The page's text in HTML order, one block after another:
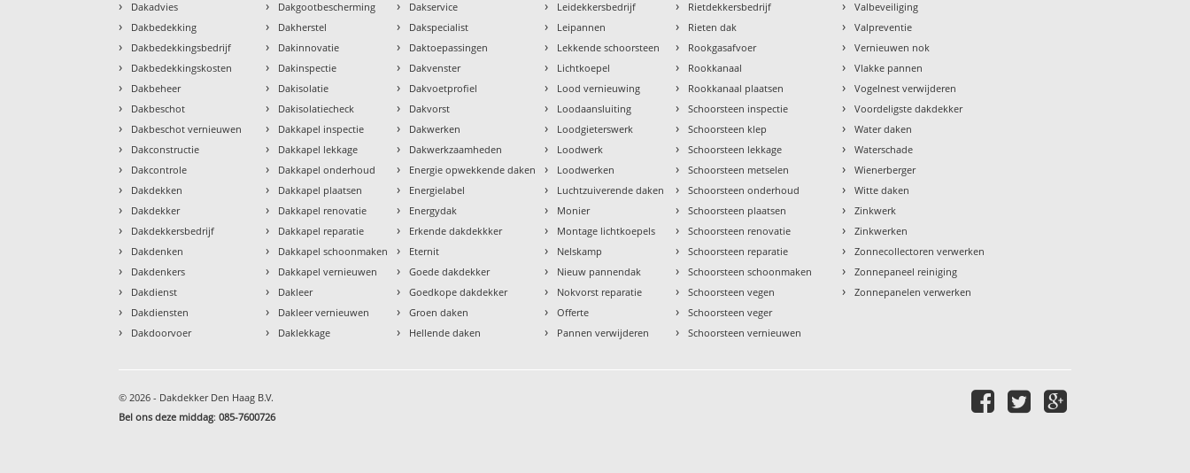
› Dakadvies
› Dakbedekking
› Dakbedekkingsbedrijf
› Dakbedekkingskosten
› Dakbeheer
› Dakbeschot
› Dakbeschot vernieuwen
› Dakconstructie
› Dakcontrole
› Dakdekken
› Dakdekker
› Dakdekkersbedrijf
› Dakdenken
› Dakdenkers
› Dakdienst
› Dakdiensten
› Dakdoorvoer
› Dakgootbescherming
› Dakherstel
› Dakinnovatie
› Dakinspectie
› Dakisolatie
› Dakisolatiecheck
› Dakkapel inspectie
› Dakkapel lekkage
› Dakkapel onderhoud
› Dakkapel plaatsen
› Dakkapel renovatie
› Dakkapel reparatie
› Dakkapel schoonmaken
› Dakkapel vernieuwen
› Dakleer
› Dakleer vernieuwen
› Daklekkage
› Dakservice
› Dakspecialist
› Daktoepassingen
› Dakvenster
› Dakvoetprofiel
› Dakvorst
› Dakwerken
› Dakwerkzaamheden
› Energie opwekkende daken
› Energielabel
› Energydak
› Erkende dakdekkker
› Eternit
› Goede dakdekker
› Goedkope dakdekker
› Groen daken
› Hellende daken
› Leidekkersbedrijf
› Leipannen
› Lekkende schoorsteen
› Lichtkoepel
› Lood vernieuwing
› Loodaansluiting
› Loodgieterswerk
› Loodwerk
› Loodwerken
› Luchtzuiverende daken
› Monier
› Montage lichtkoepels
› Nelskamp
› Nieuw pannendak
› Nokvorst reparatie
› Offerte
› Pannen verwijderen
› Rietdekkersbedrijf
› Rieten dak
› Rookgasafvoer
› Rookkanaal
› Rookkanaal plaatsen
› Schoorsteen inspectie
› Schoorsteen klep
› Schoorsteen lekkage
› Schoorsteen metselen
› Schoorsteen onderhoud
› Schoorsteen plaatsen
› Schoorsteen renovatie
› Schoorsteen reparatie
› Schoorsteen schoonmaken
› Schoorsteen vegen
› Schoorsteen veger
› Schoorsteen vernieuwen
› Valbeveiliging
› Valpreventie
› Vernieuwen nok
› Vlakke pannen
› Vogelnest verwijderen
› Voordeligste dakdekker
› Water daken
› Waterschade
› Wienerberger
› Witte daken
› Zinkwerk
› Zinkwerken
› Zonnecollectoren verwerken
› Zonnepaneel reiniging
› Zonnepanelen verwerken
© 2026 - Dakdekker Den Haag B.V.
Bel ons deze middag:085-7600726